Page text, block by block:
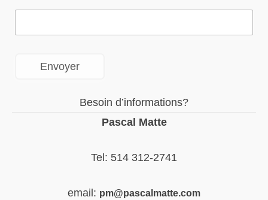
Besoin d’informations?
Pascal Matte
Tel: 514 312-2741
email: pm@pascalmatte.com